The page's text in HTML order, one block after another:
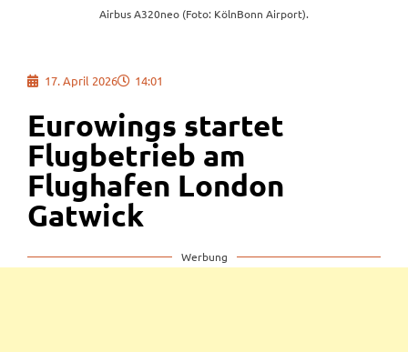
Airbus A320neo (Foto: KölnBonn Airport).
17. April 2026 14:01
Eurowings startet
Flugbetrieb am
Flughafen London
Gatwick
Werbung